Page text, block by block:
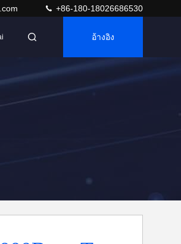
+86-180-18026686530
อ้างอิง